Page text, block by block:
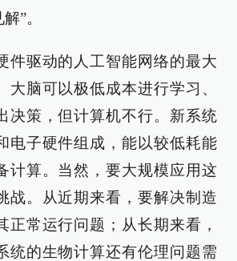
”。
件驱动的人工智能网络的最大
大脑可以极低成本进行学习、
决策，但计算机不行。新系统
电子硬件组成，能以较低耗能
计算。当然，要大规模应用这
战。从近期来看，要解决制造
正常运行问题；从长期来看，
统的生物计算还有伦理问题需